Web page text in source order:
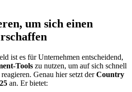
um sich einen
ist es für Unternehmen entscheidend,
Tools zu nutzen, um auf sich schnell
Genau hier setzt derCountry
an. Er bietet: